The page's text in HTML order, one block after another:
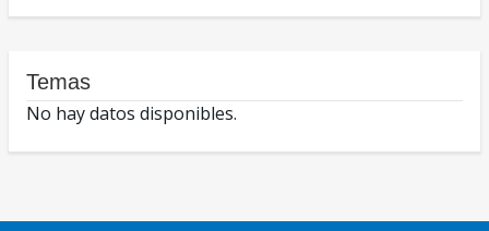
Temas
No hay datos disponibles.